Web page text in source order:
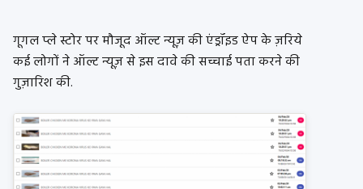
गूगल प्ले स्टोर पर मौजूद ऑल्ट न्यूज़ की एंड्रॉइड ऐप के ज़रिये
कई लोगों ने ऑल्ट न्यूज़ से इस दावे की सच्चाई पता करने की
गुज़ारिश की.